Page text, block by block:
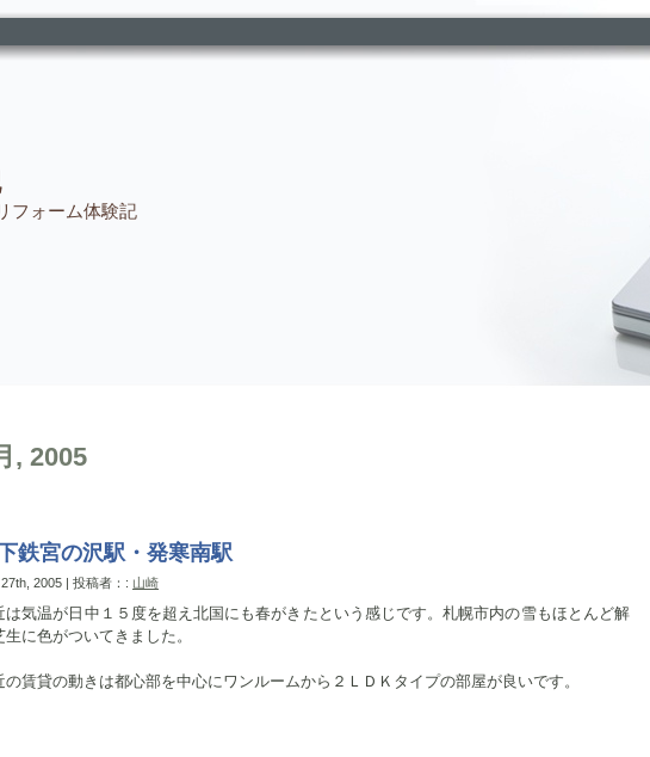
フォーム体験記
, 2005
鉄宮の沢駅・発寒南駅
2005 | 投稿者：: 山崎
は気温が日中１５度を超え北国にも春がきたという感じです。札幌市内の雪もほとんど解
生に色がついてきました。
の賃貸の動きは都心部を中心にワンルームから２ＬＤＫタイプの部屋が良いです。